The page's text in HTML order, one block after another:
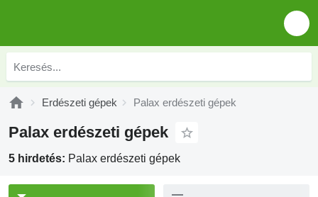
Erdészeti gépek Palax erdészeti gépek
Palax erdészeti gépek
5 hirdetés: Palax erdészeti gépek